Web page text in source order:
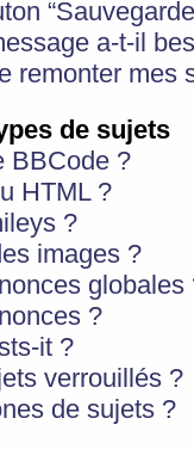
a-t-il
remonter mes
de sujets
BBCode ?
HTML ?
?
images ?
globales
?
it ?
verrouillés ?
de sujets ?